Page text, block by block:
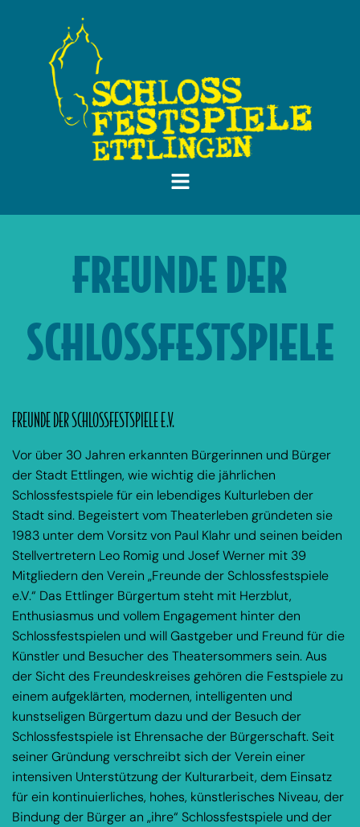
FREUNDE DER
SCHLOSSFESTSPIELE
FREUNDE DER SCHLOSSFESTSPIELE E.V.
Vor über 30 Jahren erkannten Bürgerinnen und Bürger
der Stadt Ettlingen, wie wichtig die jährlichen
Schlossfestspiele für ein lebendiges Kulturleben der
Stadt sind. Begeistert vom Theaterleben gründeten sie
1983 unter dem Vorsitz von Paul Klahr und seinen beiden
Stellvertretern Leo Romig und Josef Werner mit 39
Mitgliedern den Verein „Freunde der Schlossfestspiele
e.V.“ Das Ettlinger Bürgertum steht mit Herzblut,
Enthusiasmus und vollem Engagement hinter den
Schlossfestspielen und will Gastgeber und Freund für die
Künstler und Besucher des Theatersommers sein. Aus
der Sicht des Freundeskreises gehören die Festspiele zu
einem aufgeklärten, modernen, intelligenten und
kunstseligen Bürgertum dazu und der Besuch der
Schlossfestspiele ist Ehrensache der Bürgerschaft. Seit
seiner Gründung verschreibt sich der Verein einer
intensiven Unterstützung der Kulturarbeit, dem Einsatz
für ein kontinuierliches, hohes, künstlerisches Niveau, der
Bindung der Bürger an „ihre“ Schlossfestspiele und der